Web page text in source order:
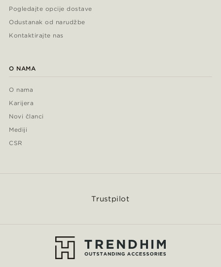
Pogledajte opcije dostave
Odustanak od narudžbe
Kontaktirajte nas
O NAMA
O nama
Karijera
Novi članci
Mediji
CSR
Trustpilot